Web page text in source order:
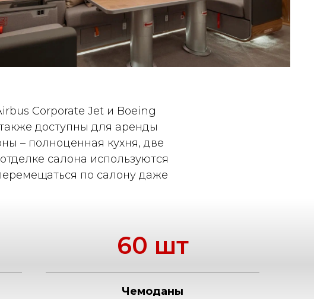
Corporate Jet и Boeing
доступны для аренды
– полноценная кухня, две
салона используются
по салону даже
60 шт
Чемоданы